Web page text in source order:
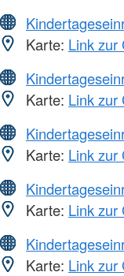
Karte: Link zur
Karte: Link zur
Karte: Link zur
Karte: Link zur
Karte: Link zur